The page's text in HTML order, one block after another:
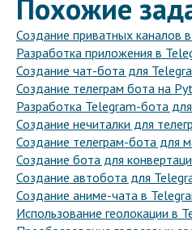
Похожие
Создание приватных каналов
Разработка приложения в
Создание чат-бота для
Создание телеграм бота на
Разработка Telegram-бота
Создание нечиталки для
Создание телеграм-бота для
Создание бота для
Создание автобота для
Создание аниме-чата в
Использование геолокации в